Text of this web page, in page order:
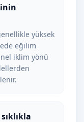
yüksek
eğilim
iklim yönü